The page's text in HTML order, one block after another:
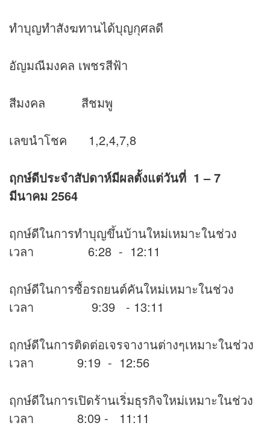
ทำบุญทำสังฆทานได้บุญกุศลดี
อัญมณีมงคล เพชรสีฟ้า
สีมงคล สีชมพู
เลขนำโชค 1,2,4,7,8
ฤกษ์ดีประจำสัปดาห์มีผลตั้งแต่วันที่ 1 – 7
มีนาคม 2564
ฤกษ์ดีในการทำบุญขึ้นบ้านใหม่เหมาะในช่วง
เวลา 6:28 - 12:11
ฤกษ์ดีในการซื้อรถยนต์คันใหม่เหมาะในช่วง
เวลา 9:39 - 13:11
ฤกษ์ดีในการติดต่อเจรจางานต่างๆเหมาะในช่วง
เวลา 9:19 - 12:56
ฤกษ์ดีในการเปิดร้านเริ่มธุรกิจใหม่เหมาะในช่วง
เวลา 8:09 - 11:11